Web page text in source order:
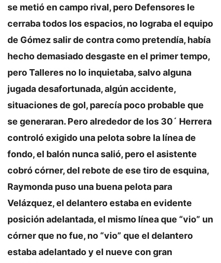
se metió en campo rival, pero Defensores le
cerraba todos los espacios, no lograba el equipo
de Gómez salir de contra como pretendía, había
hecho demasiado desgaste en el primer tempo,
pero Talleres no lo inquietaba, salvo alguna
jugada desafortunada, algún accidente,
situaciones de gol, parecía poco probable que
se generaran. Pero alrededor de los 30´ Herrera
controló exigido una pelota sobre la línea de
fondo, el balón nunca salió, pero el asistente
cobró córner, del rebote de ese tiro de esquina,
Raymonda puso una buena pelota para
Velázquez, el delantero estaba en evidente
posición adelantada, el mismo línea que “vio” un
córner que no fue, no “vio” que el delantero
estaba adelantado y el nueve con gran